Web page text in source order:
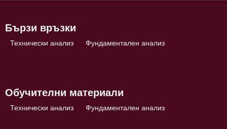
Бързи връзки
Технически анализ Фундаментален анализ
Обучителни материали
Технически анализ Фундаментален анализ